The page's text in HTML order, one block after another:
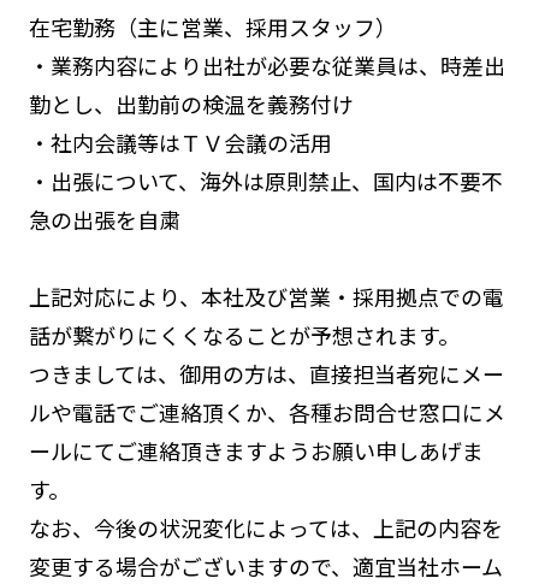
在宅勤務（主に営業、採用スタッフ）
・業務内容により出社が必要な従業員は、時差出
勤とし、出勤前の検温を義務付け
・社内会議等はＴＶ会議の活用
・出張について、海外は原則禁止、国内は不要不
急の出張を自粛
上記対応により、本社及び営業・採用拠点での電
話が繋がりにくくなることが予想されます。
つきましては、御用の方は、直接担当者宛にメー
ルや電話でご連絡頂くか、各種お問合せ窓口にメ
ールにてご連絡頂きますようお願い申しあげま
す。
なお、今後の状況変化によっては、上記の内容を
変更する場合がございますので、適宜当社ホーム